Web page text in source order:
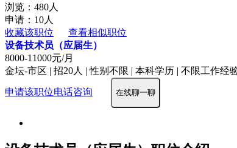
浏览：480人
申请：10人
收藏该职位
查看相似职位
设备技术员（应届生）
8000-11000元/月
金坛-市区 | 招20人 | 性别不限 | 本科学历 | 不限工作经
申请该职位电话咨询 在线聊一聊